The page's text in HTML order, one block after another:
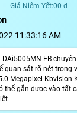
Giá Niêm Yết:00 ₫
11:33:16 AM
DAi5005MN-EB
quan sát rõ nét trong
Megapixel Kbvision
thể gắn được vào tất